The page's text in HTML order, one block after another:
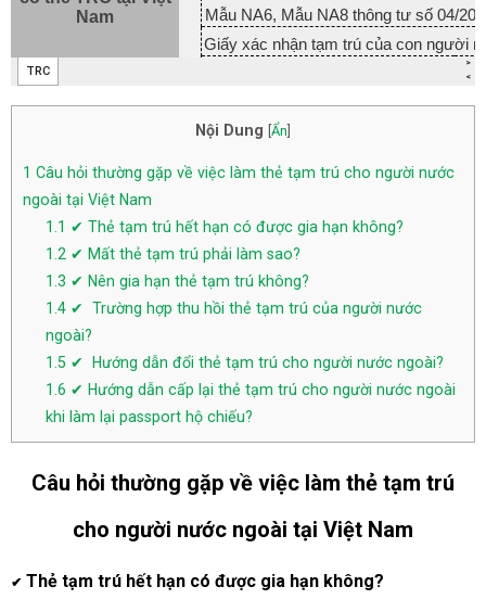
Nội Dung Ẩn
1 Câu hỏi thường gặp về việc làm thẻ tạm trú cho người nước
ngoài tại Việt Nam
1.1 ✔ Thẻ tạm trú hết hạn có được gia hạn không?
1.2 ✔ Mất thẻ tạm trú phải làm sao?
1.3 ✔ Nên gia hạn thẻ tạm trú không?
1.4 ✔ Trường hợp thu hồi thẻ tạm trú của người nước
ngoài?
1.5 ✔ Hướng dẫn đổi thẻ tạm trú cho người nước ngoài?
1.6 ✔ Hướng dẫn cấp lại thẻ tạm trú cho người nước ngoài
khi làm lại passport hộ chiếu?
Câu hỏi thường gặp về việc làm thẻ tạm trú
cho người nước ngoài tại Việt Nam
✔ Thẻ tạm trú hết hạn có được gia hạn không?